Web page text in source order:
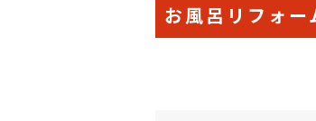
お風呂リフォ